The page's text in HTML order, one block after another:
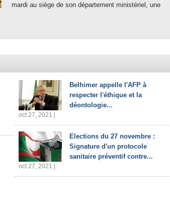
mardi au siège de son département ministériel, une
Belhimer appelle l'AFP à
respecter l'éthique et la
déontologie...
oct 27, 2021 |
Elections du 27 novembre :
Signature d'un protocole
sanitaire préventif contre...
oct 27, 2021 |